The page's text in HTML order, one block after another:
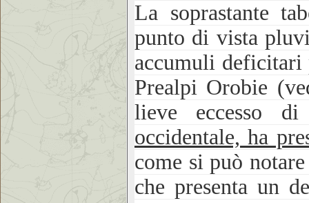
La soprastante
punto di vista
accumuli deficitari
Prealpi Orobie
lieve eccesso
occidentale, ha
come si può
che presenta un